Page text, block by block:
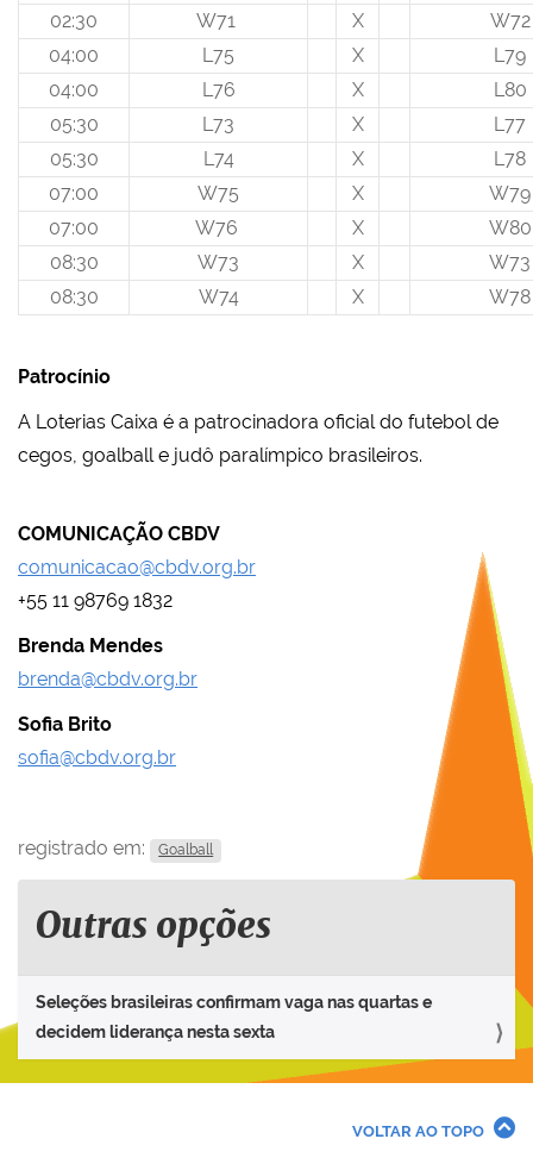
02:30
W71 X
W72
04:00
L75 X
L79
04:00
L76 X
L80
05:30
L73 X
L77
05:30
L74 X
L78
07:00
W75 X
W79
07:00
W76 X
W80
08:30
W73 X
W73
08:30
W74 X W78
Patrocínio
A Loterias Caixa é a patrocinadora oficial do futebol de
cegos, goalball e judô paralímpico brasileiros.
COMUNICAÇÃO CBDV
comunicacao@cbdv.org.br
+55 11 98769 1832
Brenda Mendes
brenda@cbdv.org.br
Sofia Brito
sofia@cbdv.org.br
registrado em: Goalball
Outras opções
Seleções brasileiras confirmam vaga nas quartas e
decidem liderança nesta sexta
VOLTAR AO TOPO